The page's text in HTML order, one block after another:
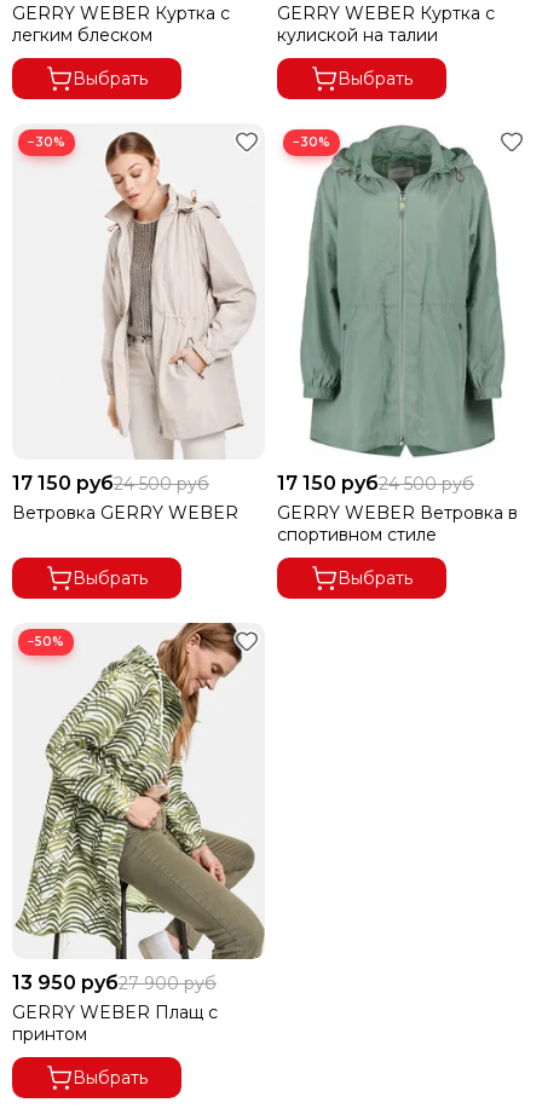
GERRY WEBER Куртка с
легким блеском
Выбрать
GERRY WEBER Куртка с
кулиской на талии
Выбрать
−30%
17 150 руб24 500 руб
Ветровка GERRY WEBER
Выбрать
−30%
17 150 руб24 500 руб
GERRY WEBER Ветровка в
спортивном стиле
Выбрать
−50%
13 950 руб27 900 руб
GERRY WEBER Плащ с
принтом
Выбрать